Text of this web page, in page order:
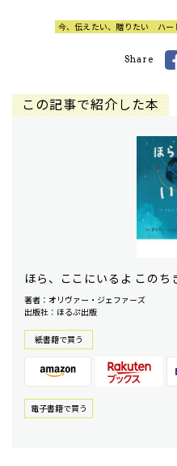
今、伝えたい、贈りたい ハー
Share
この記事で紹介した本
ほら、ここにいるよ この
著者：オリヴァー・ジェファーズ
出版社：ほるぷ出版
紙書籍で買う
電⼦書籍で買う